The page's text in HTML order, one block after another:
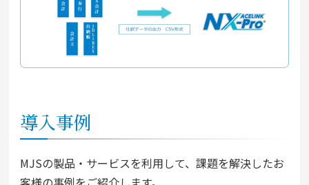
導入事例
MJSの製品・サービスを利用して、課題を解決したお